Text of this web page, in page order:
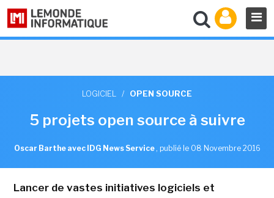
LOGICIEL / OPEN SOURCE
5 projets open source à suivre
Oscar Barthe avec IDG News Service , publié le 08 Novembre 2016
Lancer de vastes initiatives logiciels et